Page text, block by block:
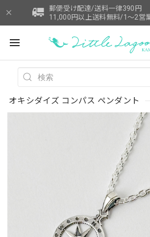
郵便受け配達/送料一律390円
11,000円以上送料無料/1～2営
オキシダイズ コンパス ペンダント